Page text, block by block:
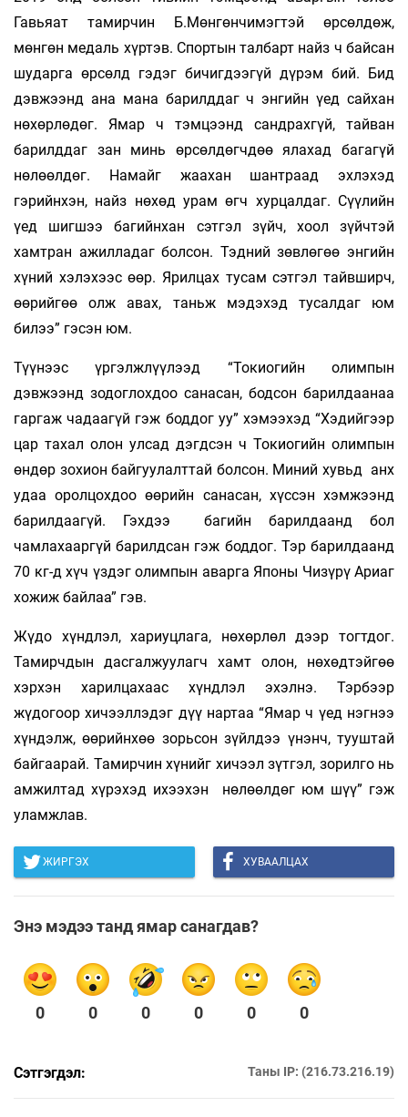
Гавьяат тамирчин Б.Мөнгөнчимэгтэй өрсөлдөж,
мөнгөн медаль хүртэв. Спортын талбарт найз ч байсан
шударга өрсөлд гэдэг бичигдээгүй дүрэм бий. Бид
дэвжээнд ана мана барилддаг ч энгийн үед сайхан
нөхөрлөдөг. Ямар ч тэмцээнд сандрахгүй, тайван
барилддаг зан минь өрсөлдөгчдөө ялахад багагүй
нөлөөлдөг. Намайг жаахан шантраад эхлэхэд
гэрийнхэн, найз нөхөд урам өгч хурцалдаг. Сүүлийн
үед шигшээ багийнхан сэтгэл зүйч, хоол зүйчтэй
хамтран ажилладаг болсон. Тэдний зөвлөгөө энгийн
хүний хэлэхээс өөр. Ярилцах тусам сэтгэл тайвширч,
өөрийгөө олж авах, таньж мэдэхэд тусалдаг юм
билээ” гэсэн юм.
Түүнээс үргэлжлүүлээд “Токиогийн олимпын
дэвжээнд зодоглохдоо санасан, бодсон барилдаанаа
гаргаж чадаагүй гэж боддог уу” хэмээхэд “Хэдийгээр
цар тахал олон улсад дэгдсэн ч Токиогийн олимпын
өндөр зохион байгуулалттай болсон. Миний хувьд анх
удаа оролцохдоо өөрийн санасан, хүссэн хэмжээнд
барилдаагүй. Гэхдээ багийн барилдаанд бол
чамлахааргүй барилдсан гэж боддог. Тэр барилдаанд
70 кг-д хүч үздэг олимпын аварга Японы Чизүрү Ариаг
хожиж байлаа” гэв.
Жүдо хүндлэл, хариуцлага, нөхөрлөл дээр тогтдог.
Тамирчдын дасгалжуулагч хамт олон, нөхөдтэйгөө
хэрхэн харилцахаас хүндлэл эхэлнэ. Тэрбээр
жүдогоор хичээллэдэг дүү нартаа “Ямар ч үед нэгнээ
хүндэлж, өөрийнхөө зорьсон зүйлдээ үнэнч, тууштай
байгаарай. Тамирчин хүнийг хичээл зүтгэл, зорилго нь
амжилтад хүрэхэд ихээхэн нөлөөлдөг юм шүү” гэж
уламжлав.
ЖИРГЭХ ХУВААЛЦАХ
Энэ мэдээ танд ямар санагдав?
0 0 0 0 0 0
Сэтгэгдэл: Таны IP: (216.73.216.19)